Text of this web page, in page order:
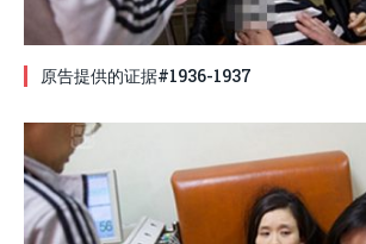
原告提供的证据#1936-1937